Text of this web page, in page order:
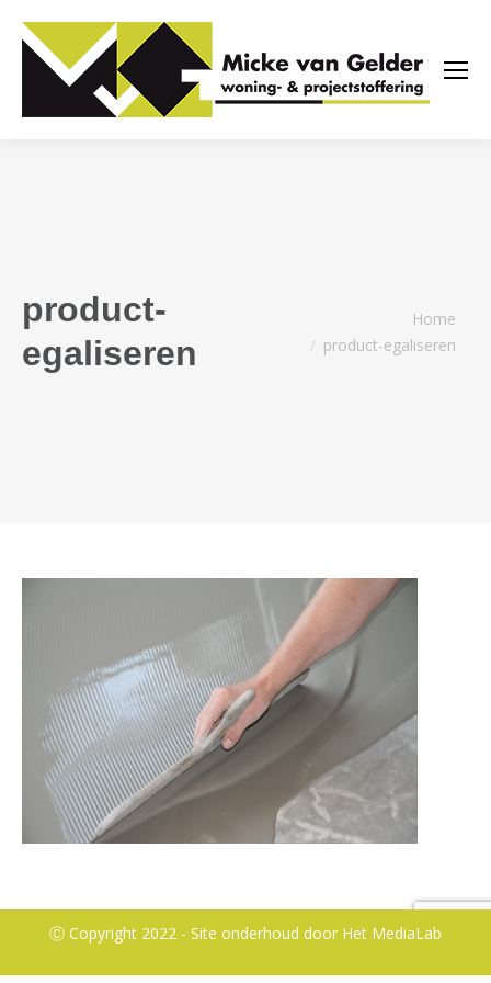
product-
egaliseren
Home
product-egaliseren
Ⓒ Copyright 2022 - Site onderhoud door Het MediaLab